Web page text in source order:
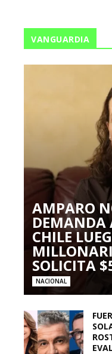
VANGUARDIA
AMPARO
DEMANDA
CHILE
SOLICITA
NACIONAL